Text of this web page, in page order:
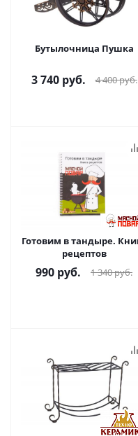
Бутылочница Пушка
3 740руб. 4 400руб.
Готовим в тандыре.
рецептов
990 руб. 1 340руб.